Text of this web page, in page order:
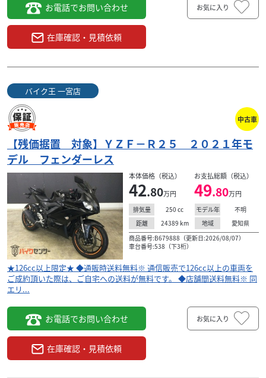
お電話でお問い合わせ
在庫確認・見積依頼
お気に入り
バイク王 一宮店
中古車
【残価据置 対象】ＹＺＦ－Ｒ２５ ２０２１年モ
デル フェンダーレス
本体価格（税込）
42.80万円
お支払総額（税込）
49.80万円
排気量 250 cc モデル年
不明
距離
24389 km 地域
愛知県
商品番号:B679888（更新日:2026/08/07）
車台番号:538（下3桁）
★126cc以上限定★ ◆通販時送料無料※ 通信販売で126cc以上の車両を
ご成約頂いた際は、ご自宅への送料が無料です。 ◆店舗間送料無料※ 同
エリ...
お電話でお問い合わせ
在庫確認・見積依頼
お気に入り